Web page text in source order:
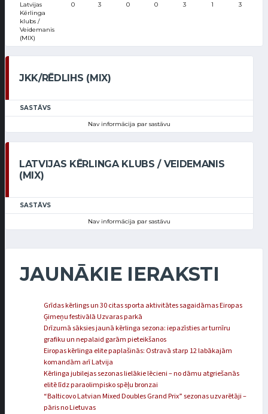
Latvijas
Kērlinga
klubs /
Veidemanis
(MIX)
0 3 0 0 3 1 3
JKK/RĒDLIHS (MIX)
SASTĀVS
Nav informācija par sastāvu
LATVIJAS KĒRLINGA KLUBS / VEIDEMANIS
(MIX)
SASTĀVS
Nav informācija par sastāvu
JAUNĀKIE IERAKSTI
Grīdas kērlings un 30 citas sporta aktivitātes sagaidāmas Eiropas
Ģimeņu festivālā Uzvaras parkā
Drīzumā sāksies jaunā kērlinga sezona: iepazīsties ar turnīru
grafiku un nepalaid garām pieteikšanos
Eiropas kērlinga elite paplašinās: Ostravā starp 12 labākajām
komandām arī Latvija
Kērlinga jubilejas sezonas lielākie lēcieni – no dāmu atgriešanās
elitē līdz paraolimpisko spēļu bronzai
“Balticovo Latvian Mixed Doubles Grand Prix” sezonas uzvarētāji –
pāris no Lietuvas